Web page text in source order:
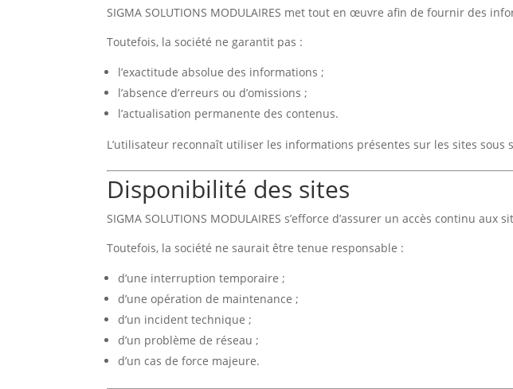
SIGMA SOLUTIONS MODULAIRES met tout en œuvre afin de fournir des
Toutefois, la société ne garantit pas :
l’exactitude absolue des informations ;
l’absence d’erreurs ou d’omissions ;
l’actualisation permanente des contenus.
L’utilisateur reconnaît utiliser les informations présentes sur les sites sous
Disponibilité des sites
SIGMA SOLUTIONS MODULAIRES s’efforce d’assurer un accès continu aux
Toutefois, la société ne saurait être tenue responsable :
d’une interruption temporaire ;
d’une opération de maintenance ;
d’un incident technique ;
d’un problème de réseau ;
d’un cas de force majeure.